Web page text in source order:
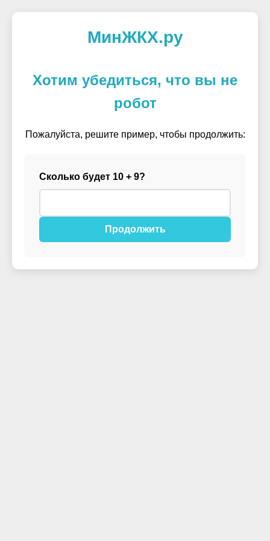
МинЖКХ.ру
Хотим убедиться, что вы не
робот
Пожалуйста, решите пример, чтобы продолжить:
Сколько будет 10 + 9?
Продолжить